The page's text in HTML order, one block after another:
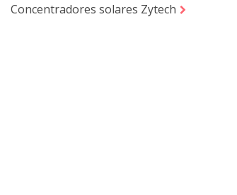
Concentradores solares Zytech